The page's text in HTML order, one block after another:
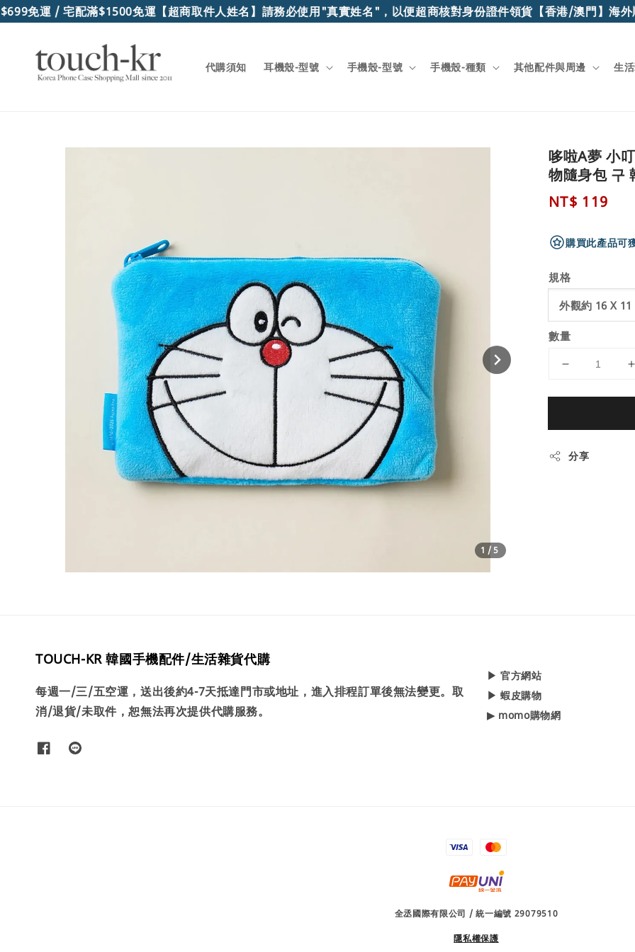
免運 / 宅配滿$1500免運【超商取件人姓名】請務必使用"真實姓名"，以便超商核對身份證件領貨【香港/澳門】海外
代購須知 耳機殼-型號 手機殼-型號 手機殼-種類 其他配件與周邊 生
1 /5
哆啦A夢 小
物隨身包 구
Regular
NT$ 119
購買此產品可
規格
數量
分享
TOUCH-KR 韓國手機配件/生活雜貨代購
每週一/三/五空運，送出後約4-7天抵達門市或地址，進入排程訂單後無法變更。取
消/退貨/未取件，恕無法再次提供代購服務。
▶ 官方網站
▶ 蝦皮購物
▶ momo購物網
全丞國際有限公司 / 統一編號 29079510
隱私權保護